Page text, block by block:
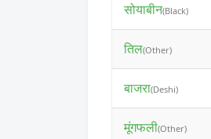
सोयाबीन(Black)
तिल(Other)
बाजरा(Deshi)
मूंगफली(Other)